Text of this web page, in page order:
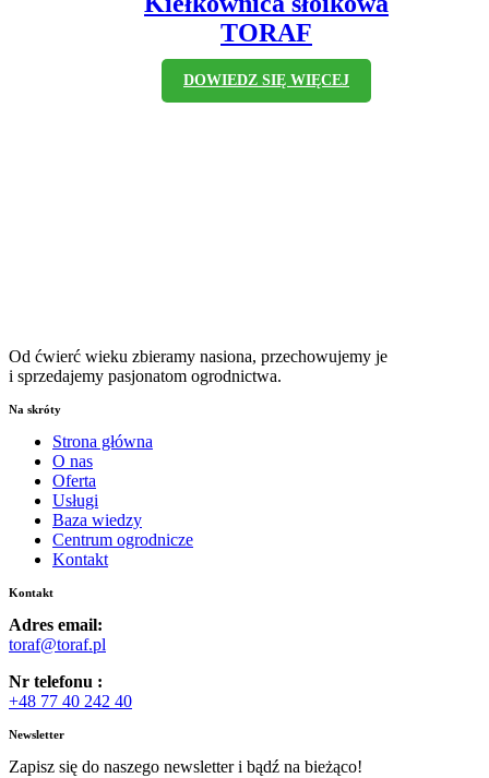
TORAF
DOWIEDZ SIĘ WIĘCEJ
Od ćwierć wieku zbieramy nasiona, przechowujemy je
i sprzedajemy pasjonatom ogrodnictwa.
Na skróty
Strona główna
O nas
Oferta
Usługi
Baza wiedzy
Centrum ogrodnicze
Kontakt
Kontakt
Adres email:
toraf@toraf.pl
Nr telefonu :
+48 77 40 242 40
Newsletter
Zapisz się do naszego newsletter i bądź na bieżąco!